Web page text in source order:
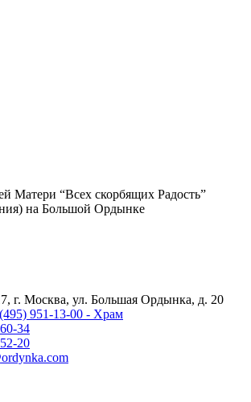
Матери “Всех скорбящих Радость”
на Большой Ордынке
г. Москва, ул. Большая Ордынка, д. 20
951-13-00 - Храм
34
20